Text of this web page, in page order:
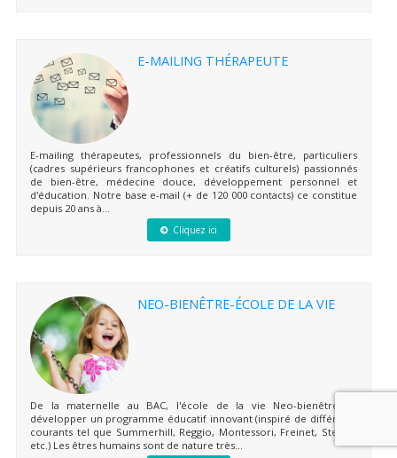
E-MAILING THÉRAPEUTE
E-mailing thérapeutes, professionnels du bien-être, particuliers
(cadres supérieurs francophones et créatifs culturels) passionnés
de bien-être, médecine douce, développement personnel et
d'éducation. Notre base e-mail (+ de 120 000 contacts) ce constitue
depuis 20 ans à...
Cliquez ici
NEO-BIENÊTRE-ÉCOLE DE LA VIE
De la maternelle au BAC, l'école de la vie Neo-bienêtre va
développer un programme éducatif innovant (inspiré de différents
courants tel que Summerhill, Reggio, Montessori, Freinet, Steiner
etc.) Les êtres humains sont de nature très...